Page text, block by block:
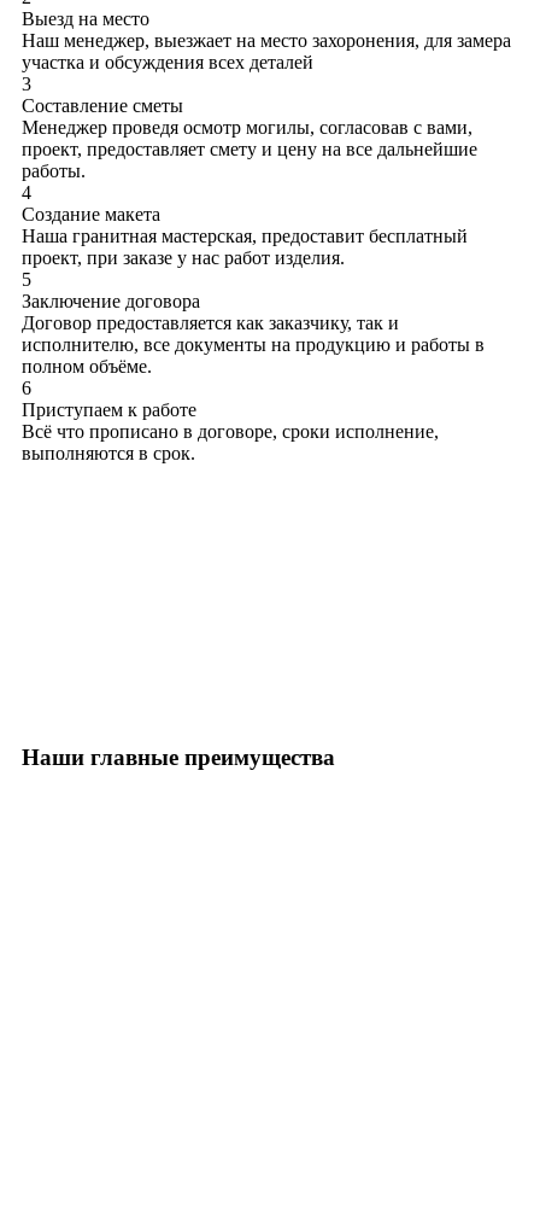
Выезд на место
Наш менеджер, выезжает на место захоронения, для замера
участка и обсуждения всех деталей
3
Составление сметы
Менеджер проведя осмотр могилы, согласовав с вами,
проект, предоставляет смету и цену на все дальнейшие
работы.
4
Создание макета
Наша гранитная мастерская, предоставит бесплатный
проект, при заказе у нас работ изделия.
5
Заключение договора
Договор предоставляется как заказчику, так и
исполнителю, все документы на продукцию и работы в
полном объёме.
6
Приступаем к работе
Всё что прописано в договоре, сроки исполнение,
выполняются в срок.
Наши главные преимущества